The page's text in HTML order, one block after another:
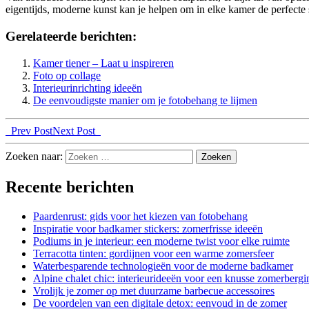
eigentijds, moderne kunst kan je helpen om in elke kamer de perfecte
Gerelateerde berichten:
Kamer tiener – Laat u inspireren
Foto op collage
Interieurinrichting ideeën
De eenvoudigste manier om je fotobehang te lijmen
Prev PostNext Post
Zoeken naar:
Recente berichten
Paardenrust: gids voor het kiezen van fotobehang
Inspiratie voor badkamer stickers: zomerfrisse ideeën
Podiums in je interieur: een moderne twist voor elke ruimte
Terracotta tinten: gordijnen voor een warme zomersfeer
Waterbesparende technologieën voor de moderne badkamer
Alpine chalet chic: interieurideeën voor een knusse
Vrolijk je zomer op met duurzame barbecue accessoires
De voordelen van een digitale detox: eenvoud in de zomer